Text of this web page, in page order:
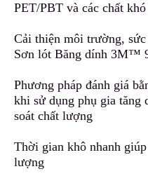
PET/PBT và các chất
Cải thiện môi trường,
Sơn lót Băng dính 3M™
Phương pháp đánh giá
khi sử dụng phụ gia tăng
soát chất lượng
Thời gian khô nhanh
lượng